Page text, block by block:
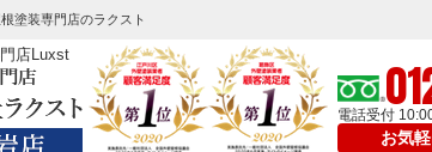
塗装専門店のラクスト
店Luxst
電話受付
お気